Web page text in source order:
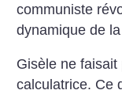
communiste
dynamique de
Gisèle ne
calculatrice. Ce